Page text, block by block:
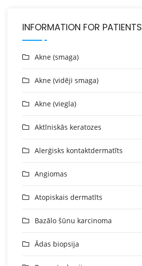
INFORMATION FOR PATIENTS
Akne (smaga)
Akne (vidēji smaga)
Akne (viegla)
Aktīniskās keratozes
Alerģisks kontaktdermatīts
Angiomas
Atopiskais dermatīts
Bazālo šūnu karcinoma
Ādas biopsija